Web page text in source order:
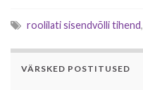
roolilati sisendvõlli tihend,
VÄRSKED POSTITUSED